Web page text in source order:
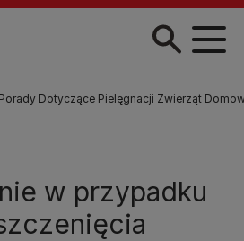
Dotyczące Pielęgnacji Zwierząt
w przypadku